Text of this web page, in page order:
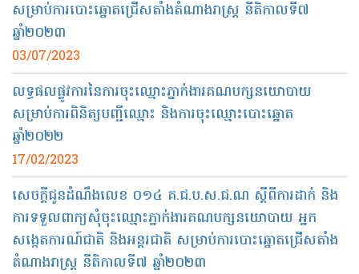
សម្រាប់ការបោះឆ្នោតជ្រើសតាំងតំណាងរាស្ត្រ នីតិកាលទី៧
ឆ្នាំ២០២៣
03/07/2023
លទ្ធផលផ្លូវការនៃការចុះឈ្មោះភ្នាក់ងារគណបក្សនយោបាយ
សម្រាប់ការពិនិត្យបញ្ជីឈ្មោះ និងការចុះឈ្មោះបោះឆ្នោត
ឆ្នាំ២០២២
17/02/2023
សេចក្តីជូនដំណឹងលេខ ០១៤ គ.ជ.ប.ស.ជ.ណ ស្តីពីការដាក់ និង
ការទទួលពាក្យសុំចុះឈ្មោះភ្នាក់ងារគណបក្សនយោបាយ អ្នក
សង្កេតការណ៍ជាតិ និងអន្តរជាតិ សម្រាប់ការបោះឆ្នោតជ្រើសតាំង
តំណាងរាស្ត្រ នីតិកាលទី៧ ឆ្នាំ២០២៣